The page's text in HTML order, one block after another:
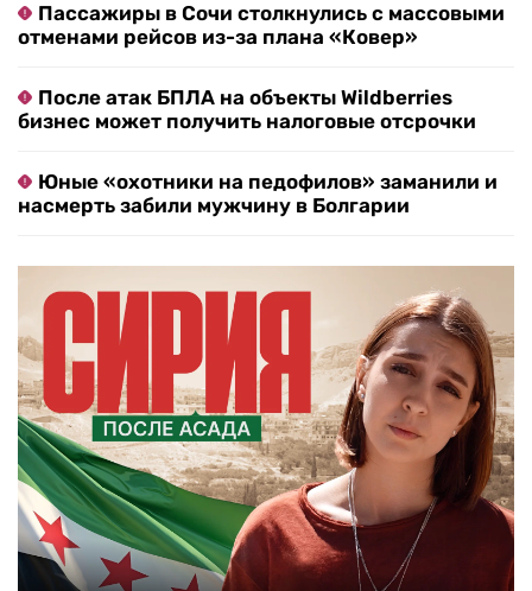
Пассажиры в Сочи столкнулись с массовыми
отменами рейсов из-за плана «Ковер»
После атак БПЛА на объекты Wildberries
бизнес может получить налоговые отсрочки
Юные «охотники на педофилов» заманили и
насмерть забили мужчину в Болгарии